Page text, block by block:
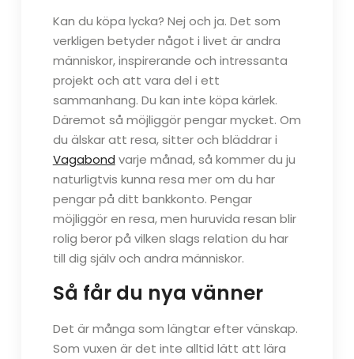
Kan du köpa lycka? Nej och ja. Det som
verkligen betyder något i livet är andra
människor, inspirerande och intressanta
projekt och att vara del i ett
sammanhang. Du kan inte köpa kärlek.
Däremot så möjliggör pengar mycket. Om
du älskar att resa, sitter och bläddrar i
Vagabond varje månad, så kommer du ju
naturligtvis kunna resa mer om du har
pengar på ditt bankkonto. Pengar
möjliggör en resa, men huruvida resan blir
rolig beror på vilken slags relation du har
till dig själv och andra människor.
Så får du nya vänner
Det är många som längtar efter vänskap.
Som vuxen är det inte alltid lätt att lära